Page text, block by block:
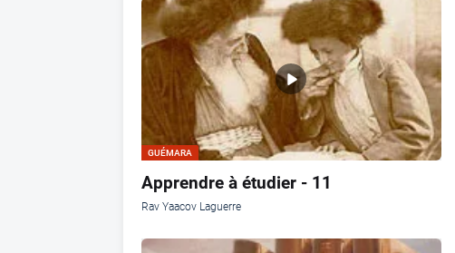
GUÉMARA
Apprendre à étudier - 11
Rav Yaacov Laguerre